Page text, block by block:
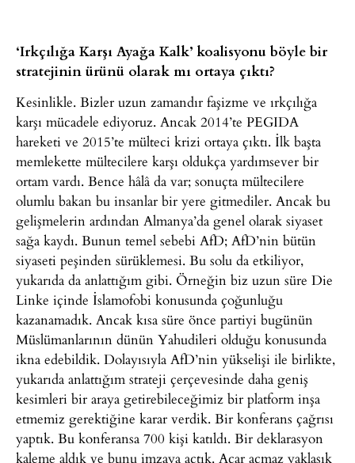
‘Irkçılığa Karşı Ayağa Kalk’ koalisyonu böyle bir
stratejinin ürünü olarak mı ortaya çıktı?
Kesinlikle. Bizler uzun zamandır faşizme ve ırkçılığa
karşı mücadele ediyoruz. Ancak 2014’te PEGIDA
hareketi ve 2015’te mülteci krizi ortaya çıktı. İlk başta
memlekette mültecilere karşı oldukça yardımsever bir
ortam vardı. Bence hâlâ da var; sonuçta mültecilere
olumlu bakan bu insanlar bir yere gitmediler. Ancak bu
gelişmelerin ardından Almanya’da genel olarak siyaset
sağa kaydı. Bunun temel sebebi AfD; AfD’nin bütün
siyaseti peşinden sürüklemesi. Bu solu da etkiliyor,
yukarıda da anlattığım gibi. Örneğin biz uzun süre Die
Linke içinde İslamofobi konusunda çoğunluğu
kazanamadık. Ancak kısa süre önce partiyi bugünün
Müslümanlarının dünün Yahudileri olduğu konusunda
ikna edebildik. Dolayısıyla AfD’nin yükselişi ile birlikte,
yukarıda anlattığım strateji çerçevesinde daha geniş
kesimleri bir araya getirebileceğimiz bir platform inşa
etmemiz gerektiğine karar verdik. Bir konferans çağrısı
yaptık. Bu konferansa 700 kişi katıldı. Bir deklarasyon
kaleme aldık ve bunu imzaya açtık. Açar açmaz yaklaşık